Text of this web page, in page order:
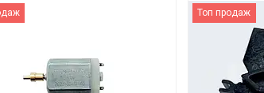
Топ продаж